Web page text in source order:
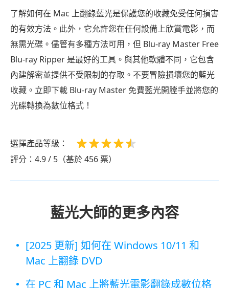
了解如何在 Mac 上翻錄藍光是保護您的收藏免受任何損害
的有效方法。此外，它允許您在任何設備上欣賞電影，而
無需光碟。儘管有多種方法可用，但 Blu-ray Master Free
Blu-ray Ripper 是最好的工具。與其他軟體不同，它包含
內建解密並提供不受限制的存取。不要冒險損壞您的藍光
收藏。立即下載 Blu-ray Master 免費藍光開膛手並將您的
光碟轉換為數位格式！
選擇產品等級：
評分：4.9 / 5（基於 456 票）
藍光大師的更多內容
[2025 更新] 如何在 Windows 10/11 和
Mac 上翻錄 DVD
在 PC 和 Mac 上將藍光電影翻錄成數位格